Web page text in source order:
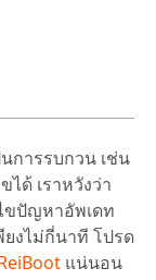
การรบกวน เช่น
ด้ เราหวังว่า
ขปัญหาอัพเดท
ยงไม่กี่นาที โปรด
แน่นอน